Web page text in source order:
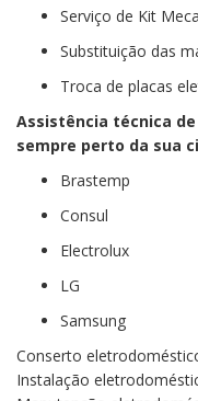
Serviço de Kit
Substituição das
Troca de placas
Assistência técnica
sempre perto da sua
Brastemp
Consul
Electrolux
LG
Samsung
Conserto
Instalação